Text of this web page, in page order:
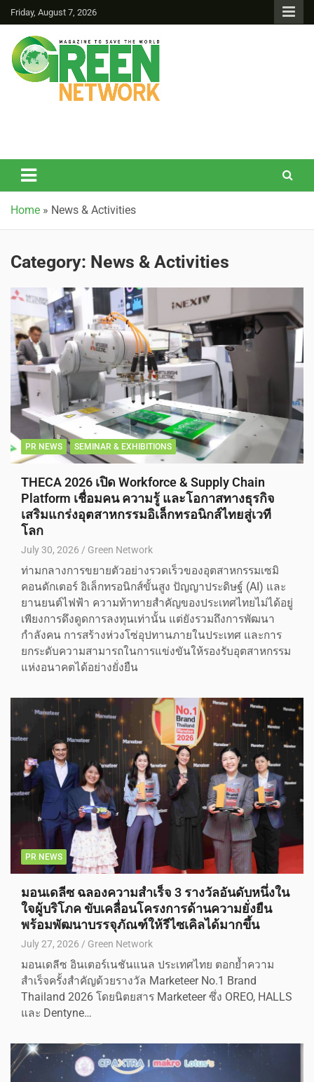
Friday, August 7, 2026
Home » News & Activities
Category: News & Activities
PR NEWS SEMINAR & EXHIBITIONS
THECA 2026 เปิด Workforce & Supply Chain
Platform เชื่อมคน ความรู้ และโอกาสทางธุรกิจ
เสริมแกร่งอุตสาหกรรมอิเล็กทรอนิกส์ไทยสู่เวที
โลก
July 30, 2026 Green Network
ท่ามกลางการขยายตัวอย่างรวดเร็วของอุตสาหกรรมเซมิ
คอนดักเตอร์ อิเล็กทรอนิกส์ขั้นสูง ปัญญาประดิษฐ์ (AI) และ
ยานยนต์ไฟฟ้า ความท้าทายสำคัญของประเทศไทยไม่ได้อยู่
เพียงการดึงดูดการลงทุนเท่านั้น แต่ยังรวมถึงการพัฒนา
กำลังคน การสร้างห่วงโซ่อุปทานภายในประเทศ และการ
ยกระดับความสามารถในการแข่งขันให้รองรับอุตสาหกรรม
แห่งอนาคตได้อย่างยั่งยืน
PR NEWS
มอนเดลีซ ฉลองความสำเร็จ 3 รางวัลอันดับหนึ่งใน
ใจผู้บริโภค ขับเคลื่อนโครงการด้านความยั่งยืน
พร้อมพัฒนาบรรจุภัณฑ์ให้รีไซเคิลได้มากขึ้น
July 27, 2026 Green Network
มอนเดลีซ อินเตอร์เนชันแนล ประเทศไทย ตอกย้ำความ
สำเร็จครั้งสำคัญด้วยรางวัล Marketeer No.1 Brand
Thailand 2026 โดยนิตยสาร Marketeer ซึ่ง OREO, HALLS
และ Dentyne…